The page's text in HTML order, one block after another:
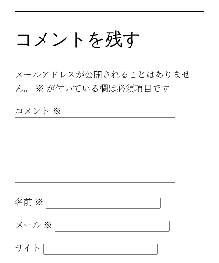
コメントを残す
メールアドレスが公開されることはありませ
ん。
※ が付いている欄は必須項目です
コメント ※
名前 ※
メール ※
サイト